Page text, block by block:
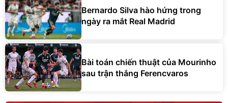
Bernardo Silva hào hứng trong
ngày ra mắt Real Madrid
Bài toán chiến thuật của Mourinho
sau trận thắng Ferencvaros